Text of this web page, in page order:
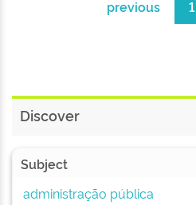
previous 1
Discover
Subject
administração pública